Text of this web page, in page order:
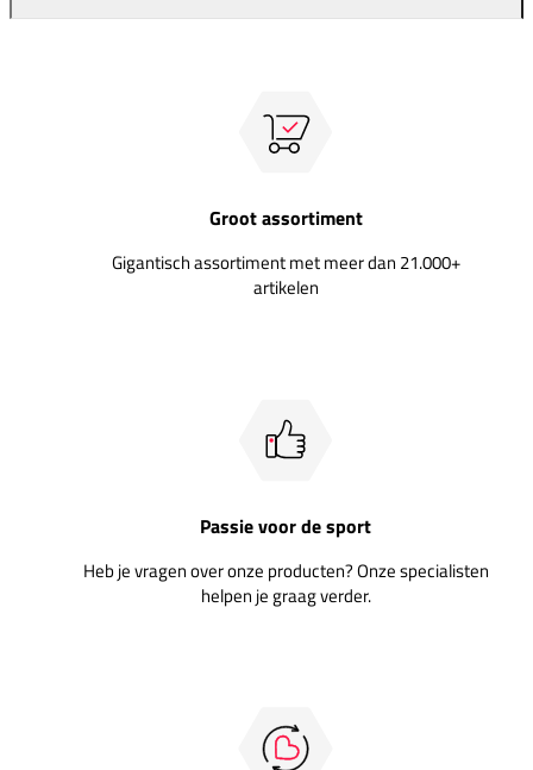
Groot assortiment
Gigantisch assortiment met meer dan 21.000+
artikelen
Passie voor de sport
Heb je vragen over onze producten? Onze specialisten
helpen je graag verder.